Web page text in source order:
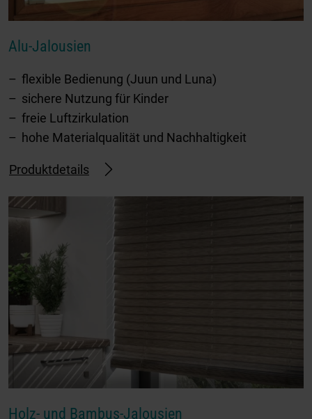
Alu-Jalousien
flexible Bedienung (Juun und Luna)
sichere Nutzung für Kinder
freie Luftzirkulation
hohe Materialqualität und Nachhaltigkeit
Produktdetails
Holz- und Bambus-Jalousien